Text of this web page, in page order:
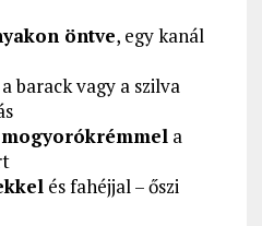
öntve, egy kanál
barack vagy a szilva
a
és fahéjjal – őszi